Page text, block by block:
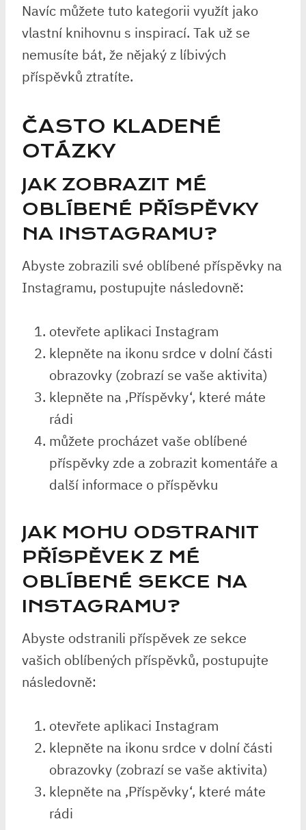
Navíc můžete tuto kategorii využít jako
vlastní knihovnu s inspirací. Tak už se
nemusíte bát, že nějaký z líbivých
příspěvků ztratíte.
ČASTO KLADENÉ
OTÁZKY
JAK ZOBRAZIT MÉ
OBLÍBENÉ PŘÍSPĚVKY
NA INSTAGRAMU?
Abyste zobrazili své oblíbené příspěvky na
Instagramu, postupujte následovně:
otevřete aplikaci Instagram
klepněte na ikonu srdce v dolní části
obrazovky (zobrazí se vaše aktivita)
klepněte na ‚Příspěvky‘, které máte
rádi
můžete procházet vaše oblíbené
příspěvky zde a zobrazit komentáře a
další informace o příspěvku
JAK MOHU ODSTRANIT
PŘÍSPĚVEK Z MÉ
OBLÍBENÉ SEKCE NA
INSTAGRAMU?
Abyste odstranili příspěvek ze sekce
vašich oblíbených příspěvků, postupujte
následovně:
otevřete aplikaci Instagram
klepněte na ikonu srdce v dolní části
obrazovky (zobrazí se vaše aktivita)
klepněte na ‚Příspěvky‘, které máte
rádi